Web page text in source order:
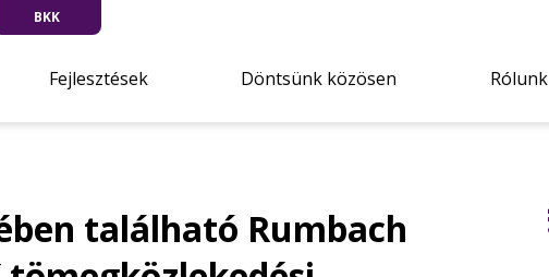
BKK
Fejlesztések Döntsünk közösen Rólunk
található Rumbach